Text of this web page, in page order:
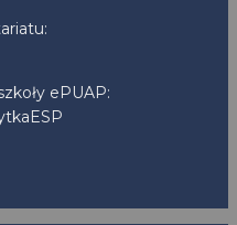
ePUAP: